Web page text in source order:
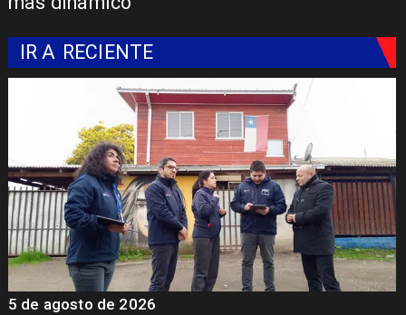
IR A RECIENTE
5 de agosto de 2026